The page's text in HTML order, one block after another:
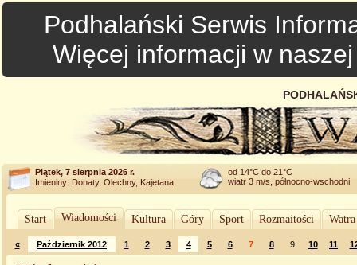
Podhalański Serwis
Więcej informacji w
Piątek, 7 sierpnia 2026 r.
Imieniny: Donaty, Olechny, Kajetana
od 14°C do 21°C
wiatr 3 m/s, północno-wschodni
Start Wiadomości Kultura Góry Sport Rozmaitości
« Październik 2012 1 2 3 4 5 6 7 8 9 10 11